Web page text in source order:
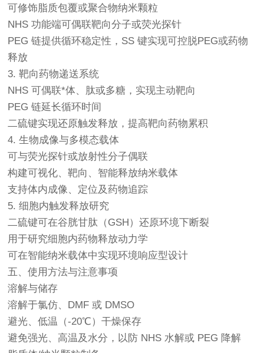
可修饰脂质包覆或聚合物纳米颗粒
NHS 功能端可偶联靶向分子或荧光探针
PEG 链提供循环稳定性，SS 键实现可控脱PEG或药物
释放
3. 靶向药物递送系统
NHS 可偶联*体、肽或多糖，实现主动靶向
PEG 链延长循环时间
二硫键实现还原触发释放，提高靶向药物累积
4. 生物成像与多模态载体
可与荧光探针或放射性分子偶联
构建可视化、靶向、智能释放纳米载体
支持体内成像、定位及药物追踪
5. 细胞内触发释放研究
二硫键可在谷胱甘肽（GSH）还原环境下断裂
用于研究细胞内药物释放动力学
可在智能纳米载体中实现环境响应型设计
五、使用方法与注意事项
溶解与储存
溶解于氯仿、DMF 或 DMSO
避光、低温（-20℃）干燥保存
避免强光、高温及水分，以防 NHS 水解或 PEG 降解